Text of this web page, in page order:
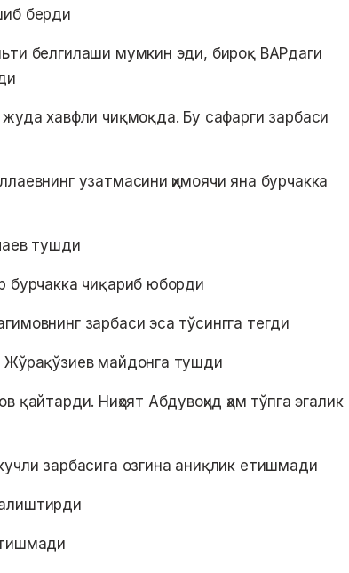
берди
белгилаши мумкин эди, бироқ ВАРдаги
хавфли чиқмоқда. Бу сафарги зарбаси
узатмасини ҳимоячи яна бурчакка
тушди
бурчакка чиқариб юборди
зарбаси эса тўсингга тегди
Жўрақўзиев майдонга тушди
Ниҳоят Абдувоҳид ҳам тўпга эгалик
зарбасига озгина аниқлик етишмади